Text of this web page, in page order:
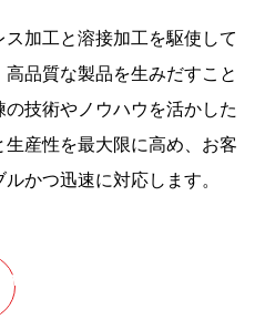
加工と溶接加工を駆使して
品質な製品を生みだすこと
技術やノウハウを活かした
産性を最大限に高め、お客
かつ迅速に対応します。